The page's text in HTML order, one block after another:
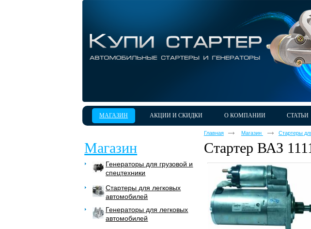
МАГАЗИН АКЦИИ И СКИДКИ О КОМПАНИИ СТАТЬИ
Магазин
Генераторы для грузовой и
спецтехники
Стартеры для легковых
автомобилей
Генераторы для легковых
автомобилей
Главная Магазин Стартеры
Стартер ВАЗ